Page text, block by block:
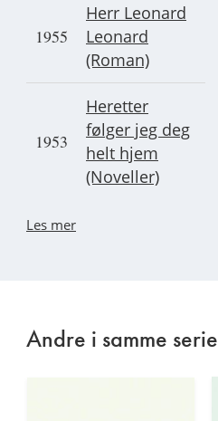
1955
Herr Leonard
Leonard
(Roman)
1953
Heretter
følger jeg deg
helt hjem
(Noveller)
Les mer
Andre i samme serie